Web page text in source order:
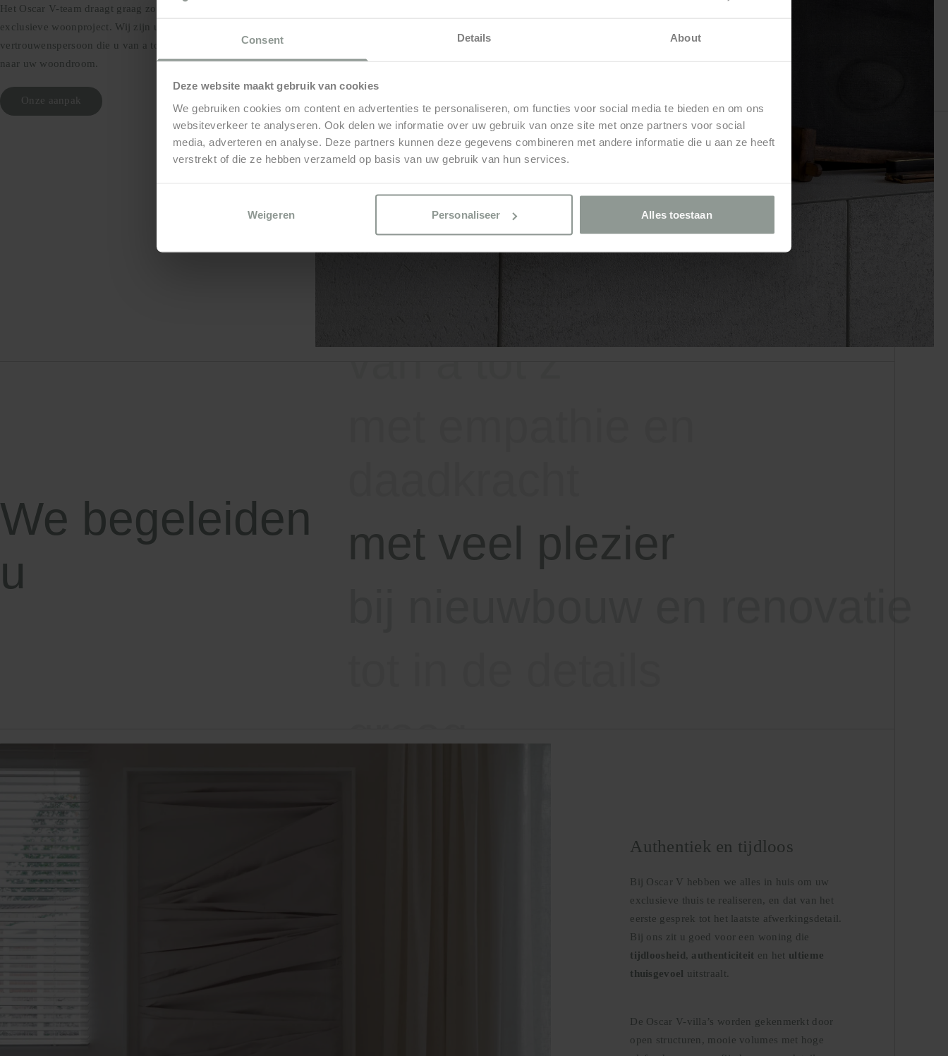
Consent Details About
Deze website maakt gebruik van cookies
We gebruiken cookies om content en advertenties te personaliseren, om functies voor social media te bieden en om ons
websiteverkeer te analyseren. Ook delen we informatie over uw gebruik van onze site met onze partners voor social
media, adverteren en analyse. Deze partners kunnen deze gegevens combineren met andere informatie die u aan ze heeft
verstrekt of die ze hebben verzameld op basis van uw gebruik van hun services.
Weigeren Personaliseer Alles toestaan
Over ons
Sluit
Over
ons
Aanpak
Het Oscar V-team draagt graag zorg voor uw
exclusieve woonproject. Wij zijn uw
vertrouwenspersoon die u van a tot z begeleidt
naar uw woondroom.
Onze aanpak
We begeleiden
u
bij de oplevering
van ontwerp tot afwerking
met empathie en
bij nieuwbouw en renovatie
Authentiek en tijdloos
Bij Oscar V hebben we alles in huis om uw
exclusieve thuis te realiseren, en dat van het
eerste gesprek tot het laatste afwerkingsdetail.
Bij ons zit u goed voor een woning die
tijdloosheid, authenticiteit en het ultieme
thuisgevoel uitstraalt.
De Oscar V-villa’s worden gekenmerkt door
open structuren, mooie volumes met hoge